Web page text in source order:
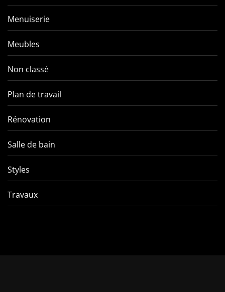
Menuiserie
Meubles
Non classé
Plan de travail
Rénovation
Salle de bain
Styles
Travaux